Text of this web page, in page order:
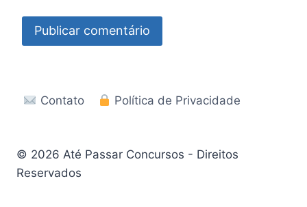
Contato Política de Privacidade
© 2026 Até Passar Concursos - Direitos
Reservados